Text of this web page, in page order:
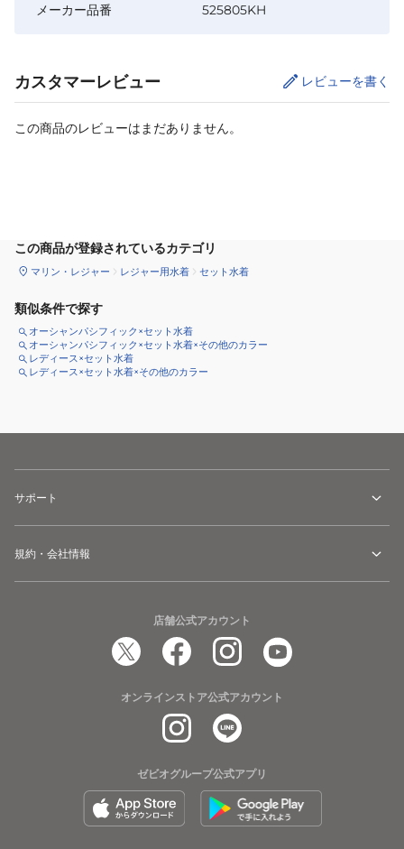
メーカー品番
525805KH
カスタマーレビュー レビューを書く
この商品のレビューはまだありません。
この商品が登録されているカテゴリ
マリン・レジャー レジャー用水着 セット水着
類似条件で探す
オーシャンパシフィック×セット水着
オーシャンパシフィック×セット水着×その他のカラー
レディース×セット水着
レディース×セット水着×その他のカラー
サポート
規約・会社情報
店舗公式アカウント
オンラインストア公式アカウント
ゼビオグループ公式アプリ